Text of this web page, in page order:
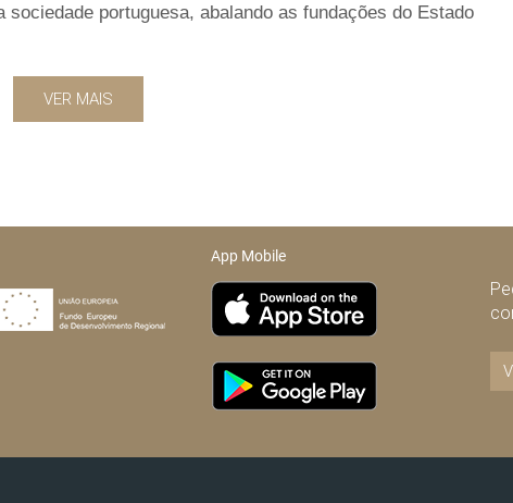
portuguesa, abalando as fundações do Estado
VER MAIS
App Mobile